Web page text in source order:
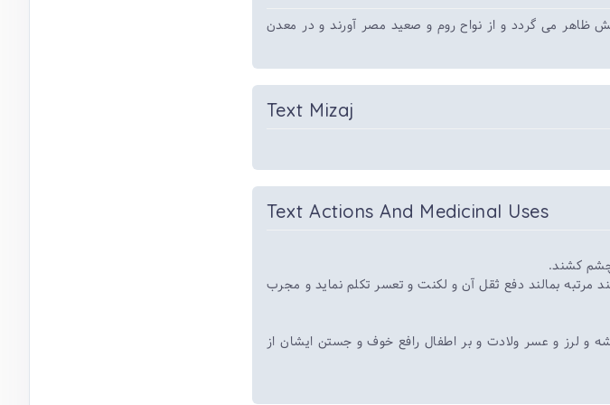
می گردد و از نواح روم و صعید مصر آورند و در معدن
Text Mizaj
Text Actions And Medicinal Uses
چشم کشند.
بمالند دفع ثقل آن و لکنت و تعسر تکلم نماید و مجرب
و لرز و عسر ولادت و بر اطفال رافع خوف و جستن ایشان از